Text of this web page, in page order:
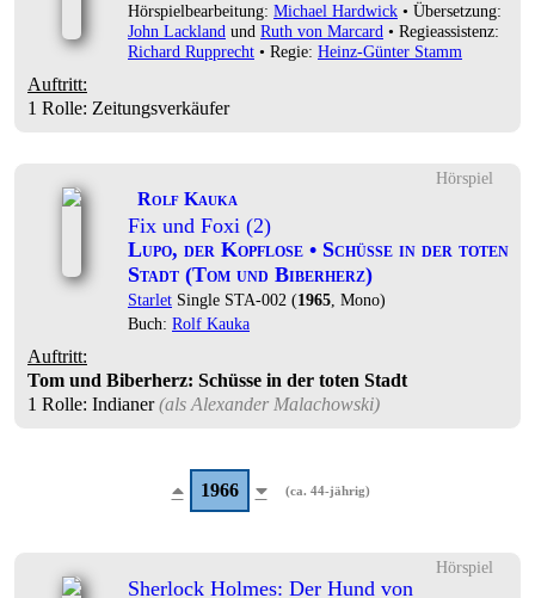
Hörspielbearbeitung: Michael Hardwick • Übersetzung:
John Lackland und Ruth von Marcard • Regieassistenz:
Richard Rupprecht • Regie: Heinz-Günter Stamm
Auftritt:
1 Rolle: Zeitungsverkäufer
Hörspiel
Rolf Kauka
Fix und Foxi (2)
Lupo, der Kopflose • Schüsse in der toten
Stadt (Tom und Biberherz)
Starlet Single STA-002 (1965 , Mono)
Buch: Rolf Kauka
Auftritt:
Tom und Biberherz: Schüsse in der toten Stadt
1 Rolle: Indianer(als Alexander Malachowski)
1966 (ca. 44-jährig)
Hörspiel
Sherlock Holmes: Der Hund von